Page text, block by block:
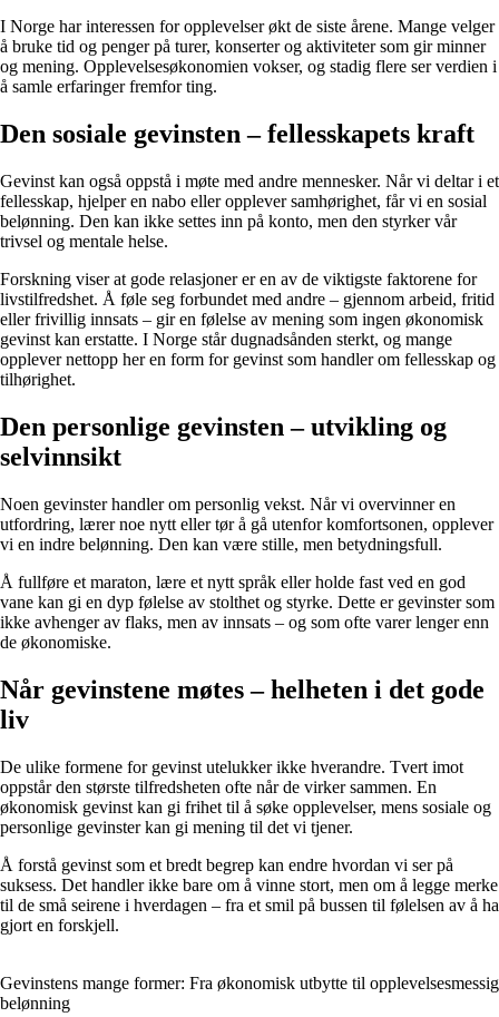
I Norge har interessen for opplevelser økt de siste årene. Mange velger
å bruke tid og penger på turer, konserter og aktiviteter som gir minner
og mening. Opplevelsesøkonomien vokser, og stadig flere ser verdien i
å samle erfaringer fremfor ting.
Den sosiale gevinsten – fellesskapets kraft
Gevinst kan også oppstå i møte med andre mennesker. Når vi deltar i et
fellesskap, hjelper en nabo eller opplever samhørighet, får vi en sosial
belønning. Den kan ikke settes inn på konto, men den styrker vår
trivsel og mentale helse.
Forskning viser at gode relasjoner er en av de viktigste faktorene for
livstilfredshet. Å føle seg forbundet med andre – gjennom arbeid, fritid
eller frivillig innsats – gir en følelse av mening som ingen økonomisk
gevinst kan erstatte. I Norge står dugnadsånden sterkt, og mange
opplever nettopp her en form for gevinst som handler om fellesskap og
tilhørighet.
Den personlige gevinsten – utvikling og
selvinnsikt
Noen gevinster handler om personlig vekst. Når vi overvinner en
utfordring, lærer noe nytt eller tør å gå utenfor komfortsonen, opplever
vi en indre belønning. Den kan være stille, men betydningsfull.
Å fullføre et maraton, lære et nytt språk eller holde fast ved en god
vane kan gi en dyp følelse av stolthet og styrke. Dette er gevinster som
ikke avhenger av flaks, men av innsats – og som ofte varer lenger enn
de økonomiske.
Når gevinstene møtes – helheten i det gode
liv
De ulike formene for gevinst utelukker ikke hverandre. Tvert imot
oppstår den største tilfredsheten ofte når de virker sammen. En
økonomisk gevinst kan gi frihet til å søke opplevelser, mens sosiale og
personlige gevinster kan gi mening til det vi tjener.
Å forstå gevinst som et bredt begrep kan endre hvordan vi ser på
suksess. Det handler ikke bare om å vinne stort, men om å legge merke
til de små seirene i hverdagen – fra et smil på bussen til følelsen av å ha
gjort en forskjell.
Gevinstens mange former: Fra økonomisk utbytte til opplevelsesmessig
belønning